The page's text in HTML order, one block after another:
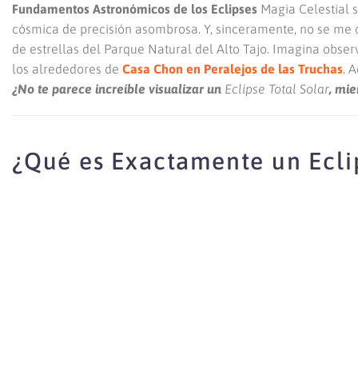
Fundamentos Astronómicos de los Eclipses Magia Celestial
cósmica de precisión asombrosa. Y, sinceramente, no se
de estrellas del Parque Natural del Alto Tajo. Imagina
los alrededores de Casa Chon en Peralejos de las Truchas.
¿No te parece increíble visualizar un Eclipse Total Solar,
¿Qué es Exactamente un